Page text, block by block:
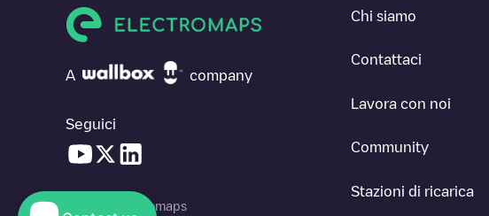
A company
Seguici
© 2026 Electromaps
Chi siamo
Contattaci
Lavora con noi
Community
Stazioni di ricarica